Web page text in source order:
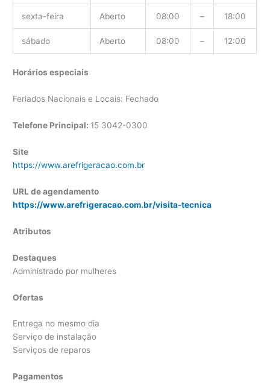
sexta-feira Aberto 08:00 – 18:00
sábado Aberto 08:00 – 12:00
Horários especiais
Feriados Nacionais e Locais: Fechado
Telefone Principal: 15 3042-0300
Site
https://www.arefrigeracao.com.br
URL de agendamento
https://www.arefrigeracao.com.br/visita-tecnica
Atributos
Destaques
Administrado por mulheres
Ofertas
Entrega no mesmo dia
Serviço de instalação
Serviços de reparos
Pagamentos